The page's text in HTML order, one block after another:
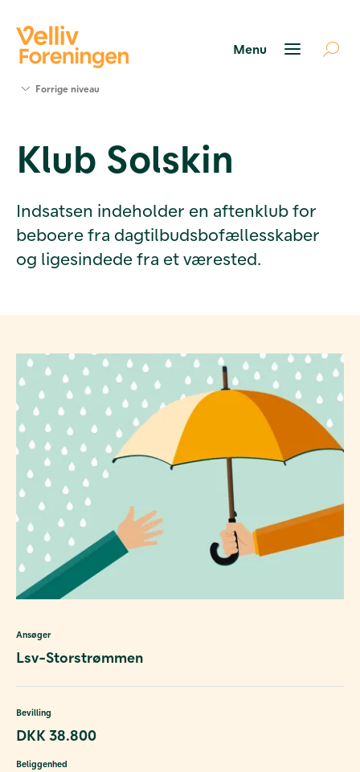
Værktøjer
og viden
Foreningen
Kontakt
os
Forrige niveau
Klub Solskin
Indsatsen indeholder en aftenklub for
beboere fra dagtilbudsbofællesskaber
og ligesindede fra et værested.
Ansøger
Lsv-Storstrømmen
Bevilling
DKK 38.800
Beliggenhed